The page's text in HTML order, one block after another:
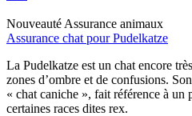
Nouveauté Assurance animaux
Assurance chat pour Pudelkatze
La Pudelkatze est un chat encore
zones d’ombre et de confusions.
« chat caniche », fait référence à un
certaines races dites rex.